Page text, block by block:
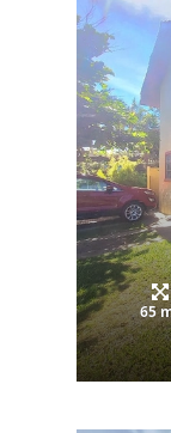
65